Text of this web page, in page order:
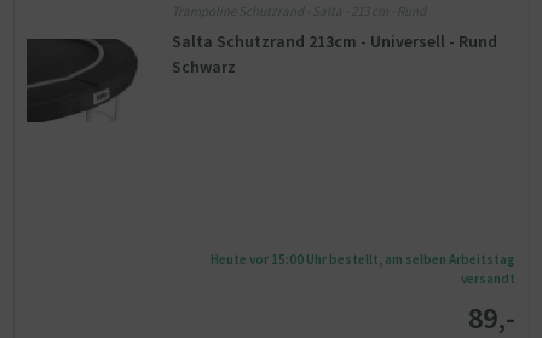
Trampoline Schutzrand - Salta - 213 cm - Rund
Salta Schutzrand 213cm - Universell - Rund
Schwarz
Heute vor 15:00 Uhr bestellt, am selben Arbeitstag
versandt
89,-